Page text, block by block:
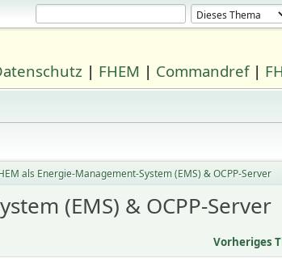
| FHEM | Commandref|
als Energie-Management-System (EMS) & OCPP-Server
(EMS) & OCPP-Server
Vorheriges